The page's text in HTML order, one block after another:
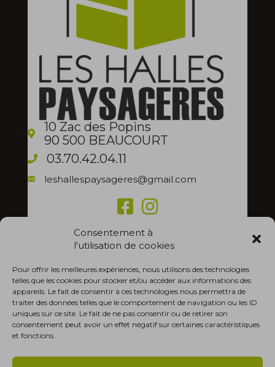
Consentement à
l'utilisation de cookies
Pour offrir les meilleures expériences, nous utilisons des technologies
telles que les cookies pour stocker et/ou accéder aux informations des
appareils. Le fait de consentir à ces technologies nous permettra de
traiter des données telles que le comportement de navigation ou les ID
uniques sur ce site. Le fait de ne pas consentir ou de retirer son
consentement peut avoir un effet négatif sur certaines caractéristiques
et fonctions.
10 Zac des Popins
90 500 BEAUCOURT
03.70.42.04.11
leshallespaysageres@gmail.com
7h30 - 12h00
Sam. - Dim. Fermé
RECEVOIR NOS MAILS D'INFORMATION